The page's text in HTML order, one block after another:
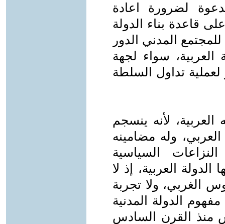
لضرورة اعادة
قاعدة بناء الدولة
المدني الدور
العربية، سواء لجهة
تداول السلطة
لأنه ينسجم
وله مضامينه
السياسية
الدولة العربية، إذ لا
الغربي، ولا تجربة
الدولة المدنية
منذ القرن السادس